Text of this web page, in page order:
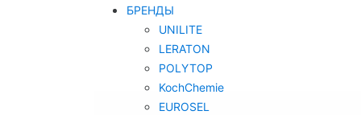
БРЕНДЫ
UNILITE
LERATON
POLYTOP
KochChemie
EUROSEL